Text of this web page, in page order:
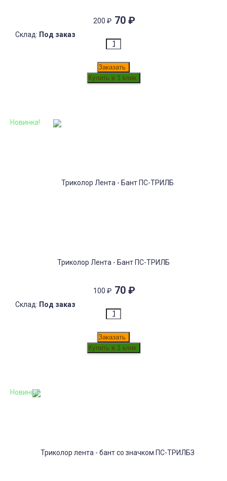
200 ₽ 70 ₽
Склад: Под заказ
Заказать
Триколор Лента - Бант ПС-ТРИЛБ
100 ₽ 70 ₽
Склад: Под заказ
Заказать
Новинка!
Новинка!